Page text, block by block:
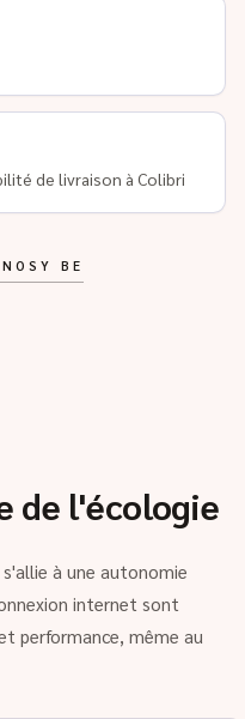
de livraison à Colibri
BE
de l'écologie
à une autonomie
internet sont
performance, même au